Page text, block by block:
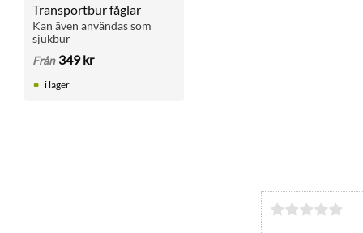
Transportbur fåglar
Kan även användas som
sjukbur
Från 349kr
i lager